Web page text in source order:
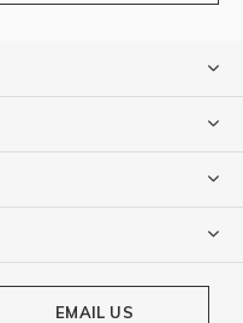
EMAIL US